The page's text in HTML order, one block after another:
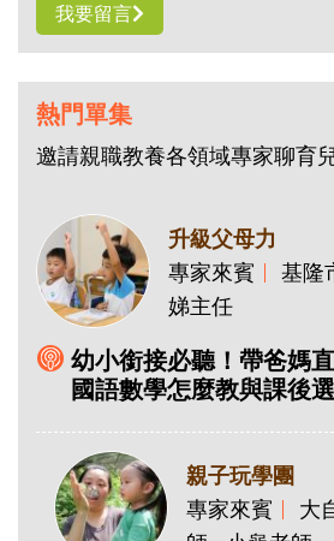
我要留言
熱門單集
邀請親職教養各領域專家聊育
升級父母力
專家來賓
基隆
娣主任
幼小銜接必聽！帶爸媽直
國語數學怎麼教與課後
親子玩學團
專家來賓
大